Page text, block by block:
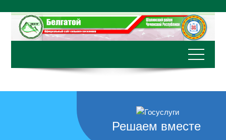
содержимому
Решаем вместе